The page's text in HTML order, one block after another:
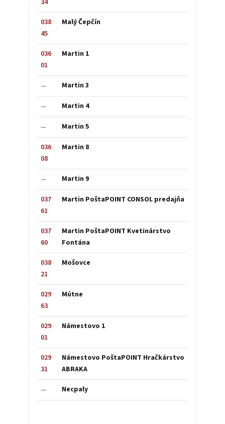
038
45
Malý Čepčín
036
01
Martin 1
— Martin 3
— Martin 4
— Martin 5
036
08
Martin 8
— Martin 9
037
61
Martin PoštaPOINT CONSOL predajňa
037
60
Martin PoštaPOINT Kvetinárstvo
Fontána
038
21
Mošovce
029
63
Mútne
029
01
Námestovo 1
029
31
Námestovo PoštaPOINT Hračkárstvo
ABRAKA
— Necpaly